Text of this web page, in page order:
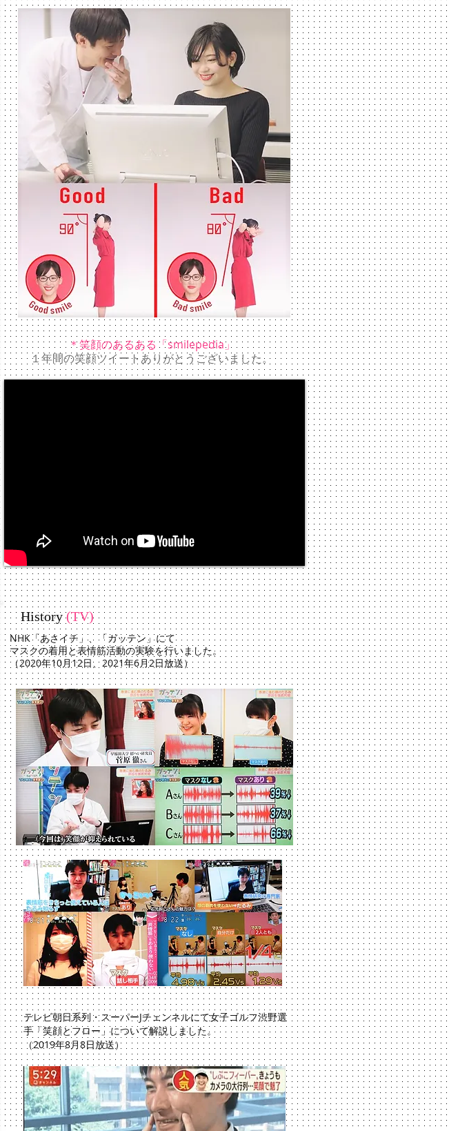
History(TV)
NHK「あさイチ」、「ガッテン」にて
​マスクの着用と表情筋活動の実験を行いました。
​（2020年10月12日、2021年6月2日放送）
テレビ朝日系列・スーパーJチェンネルにて女子ゴルフ渋野選
手「笑顔とフロー」について解説しました。
（2019年8月8日放送）
＊笑顔のあるある「smilepedia」
​１年間の笑顔ツイートありがとうございました。